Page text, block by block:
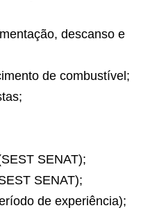
descanso e
de combustível;
SENAT);
SENAT);
de experiência);